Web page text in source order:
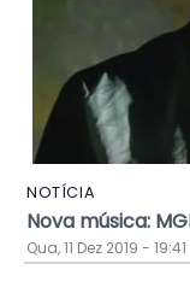
NOTÍCIA
Nova música:
Qua, 11 Dez 2019 - 19:41